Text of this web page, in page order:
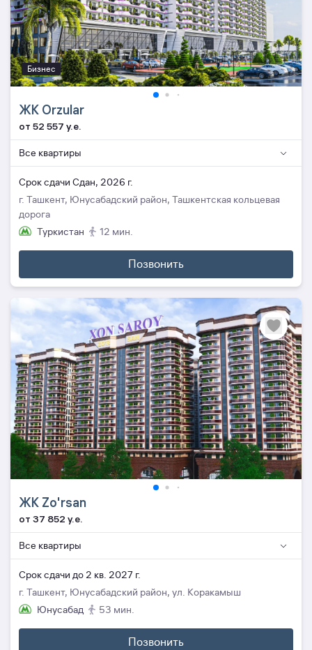
Бизнес
ЖК Orzular
от 52 557 y.e.
Все квартиры
Cрок сдачи Сдан, 2026 г.
г. Ташкент, Юнусабадский район, Ташкентская кольцевая
дорога
Туркистан
12 мин.
Позвонить
ЖК Zo'rsan
от 37 852 y.e.
Все квартиры
Cрок сдачи до 2 кв. 2027 г.
г. Ташкент, Юнусабадский район, ул. Коракамыш
Юнусабад
53 мин.
Позвонить